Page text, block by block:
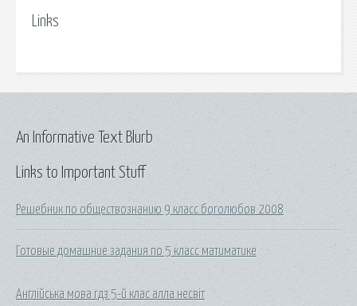
Links
Links to Important Stuff
Решебник по обществознанию 9 класс боголюбов 2008
Готовые домашние задания по 5 класс матиматике
Англійська мова гдз 5-й клас алла несвіт
An Informative Text Blurb